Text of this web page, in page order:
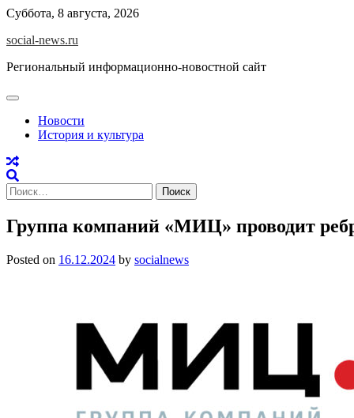
Skip
content
Суббота, 8 августа, 2026
social-news.ru
Региональный информационно-новостной сайт
Новости
История и культура
Найти:
Группа компаний «МИЦ» проводит
Posted on 16.12.2024 by socialnews